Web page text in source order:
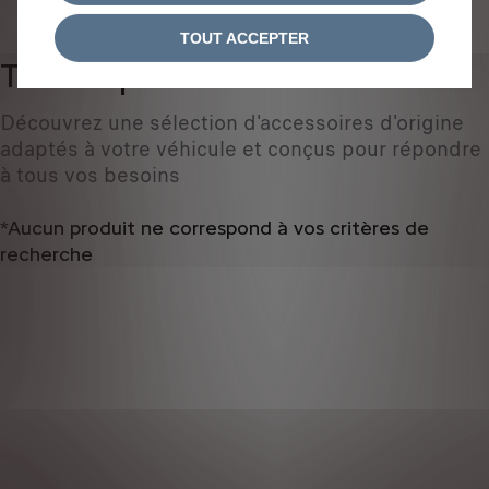
Tous les produits
Découvrez une sélection d'accessoires d'origine
adaptés à votre véhicule et conçus pour répondre
à tous vos besoins
*Aucun produit ne correspond à vos critères de
recherche
TOUT ACCEPTER